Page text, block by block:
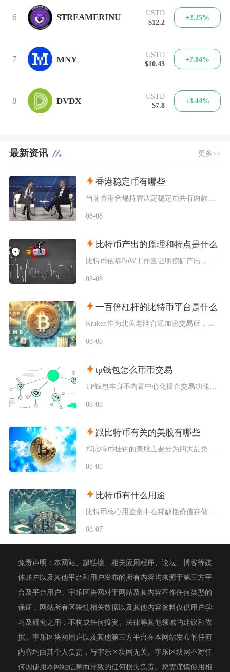
6 STREAMERINU
USTD
$12.2
+2.25%
7 MNY
USTD
$10.43
+7.84%
8 DVDX
USTD
$7.8
+3.44%
最新资讯 更多>>
香港稳定币有哪些
当前香港合规持牌法定稳定币共有两款规划落地产品，分别是碇点金融推出的港元合规稳定币HKDA
08-08
比特币产出的原理和特点是什么
比特币依靠PoW工作量证明挖矿产出，核心依托固定区块奖励减半机制完成发行，具备总量恒定、去
08-08
一百倍杠杆的比特币平台是什么
08-08
tp钱包怎么币币交易
08-08
跟比特币有关的美股有哪些
08-08
比特币有什么用途
08-07
免责声明：本网站、超链接、相关应用程序、论坛、博客等媒
体账户以及其他平台和用户发布的所有内容均来源于第三方平
台及平台用户。宇乐区块网对于网站及其内容不作任何类型的
保证，网站所有区块链相关数据以及其他内容资料仅供用户学
习及研究之用，不构成任何投资、法律等其他领域的建议和依
据。宇乐区块网用户以及其他第三方平台在本网站发布的任何
内容均由其个人负责，与宇乐区块网无关。宇乐区块网不对任
何因使用本网站信息而导致的任何损失负责。您需谨慎使用相